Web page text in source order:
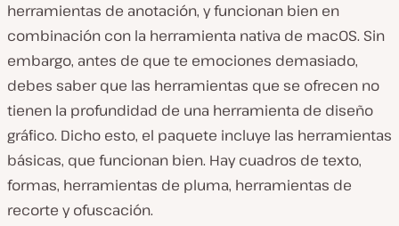
herramientas de anotación, y funcionan bien en
combinación con la herramienta nativa de macOS. Sin
embargo, antes de que te emociones demasiado,
debes saber que las herramientas que se ofrecen no
tienen la profundidad de una herramienta de diseño
gráfico. Dicho esto, el paquete incluye las herramientas
básicas, que funcionan bien. Hay cuadros de texto,
formas, herramientas de pluma, herramientas de
recorte y ofuscación.